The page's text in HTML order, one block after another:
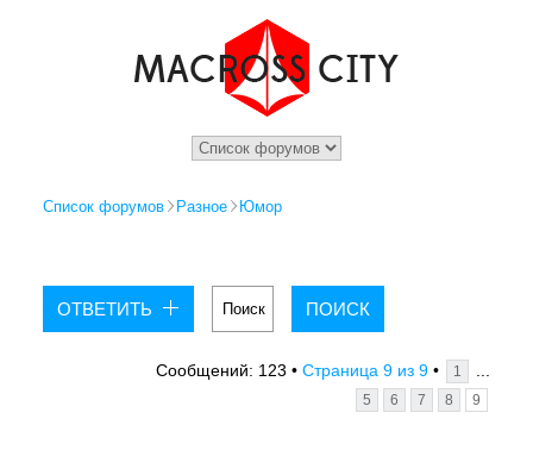
Список форумов Разное Юмор
ОТВЕТИТЬ
Сообщений: 123 • Страница 9из 9• 1
5 6 7 8 9